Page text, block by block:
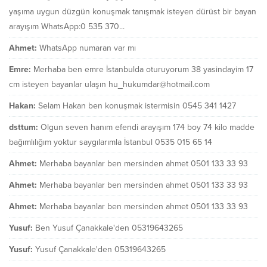
yaşıma uygun düzgün konuşmak tanışmak isteyen dürüst bir bayan
arayışım WhatsApp:0 535 370...
Ahmet: WhatsApp numaran var mı
Emre: Merhaba ben emre İstanbulda oturuyorum 38 yasindayim 17
cm isteyen bayanlar ulaşın hu_hukumdar@hotmail.com
Hakan: Selam Hakan ben konuşmak istermisin 0545 341 1427
dsttum: Olgun seven hanım efendi arayışım 174 boy 74 kilo madde
bağımlılığım yoktur saygılarımla İstanbul 0535 015 65 14
Ahmet: Merhaba bayanlar ben mersinden ahmet 0501 133 33 93
Ahmet: Merhaba bayanlar ben mersinden ahmet 0501 133 33 93
Ahmet: Merhaba bayanlar ben mersinden ahmet 0501 133 33 93
Yusuf: Ben Yusuf Çanakkale'den 05319643265
Yusuf: Yusuf Çanakkale'den 05319643265